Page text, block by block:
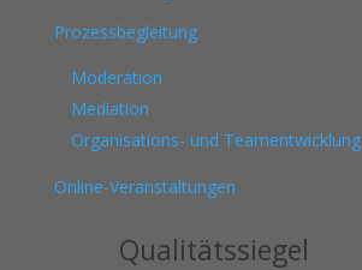
Prozessbegleitung
Moderation
Mediation
Organisations- und Teamentwicklung
Online-Veranstaltungen
Qualitätssiegel